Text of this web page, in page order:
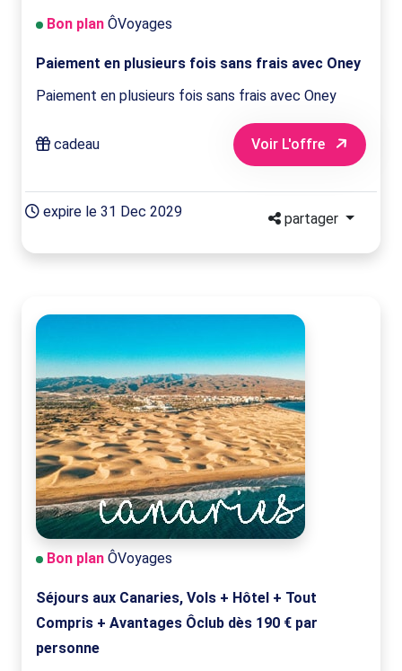
Bon plan ÔVoyages
Paiement en plusieurs fois sans frais avec Oney
Paiement en plusieurs fois sans frais avec Oney
cadeau Voir L'offre
expire le 31 Dec 2029 partager
Bon plan ÔVoyages
Séjours aux Canaries, Vols + Hôtel + Tout
Compris + Avantages Ôclub dès 190 € par
personne